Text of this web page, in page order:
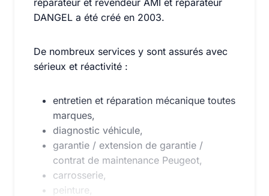
réparateur et revendeur AMI et réparateur
DANGEL a été créé en 2003.
De nombreux services y sont assurés avec
sérieux et réactivité :
entretien et réparation mécanique toutes
marques,
diagnostic véhicule,
garantie / extension de garantie /
contrat de maintenance Peugeot,
carrosserie,
peinture,